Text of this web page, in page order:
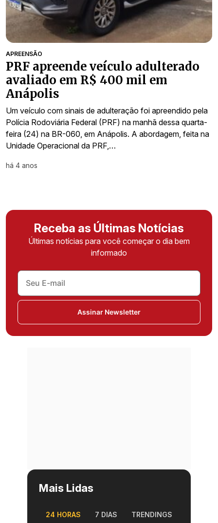
APREENSÃO
PRF apreende veículo adulterado
avaliado em R$ 400 mil em
Anápolis
Um veículo com sinais de adulteração foi apreendido pela
Polícia Rodoviária Federal (PRF) na manhã dessa quarta-
feira (24) na BR-060, em Anápolis. A abordagem, feita na
Unidade Operacional da PRF,…
há 4 anos
Receba as Últimas Notícias
Últimas notícias para você começar o dia bem
informado
Assinar Newsletter
Mais Lidas
24 HORAS 7 DIAS TRENDINGS